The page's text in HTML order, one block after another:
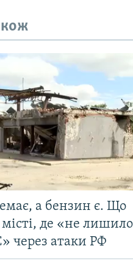
а бензин є. Що
де «не
через атаки РФ